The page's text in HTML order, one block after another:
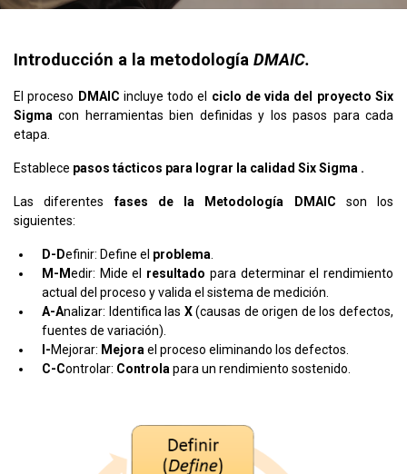
Introducción a la metodología DMAIC.
El proceso DMAIC incluye todo el ciclo de vida del proyecto Six
Sigma con herramientas bien definidas y los pasos para cada
etapa.
Establece pasos tácticos para lograr la calidad Six Sigma .
Las diferentesfases de la Metodología DMAIC son los
siguientes:
D-Definir: Define el problema
M-Medir: Mide el resultado para determinar el rendimiento
actual del proceso y valida el sistema de medición.
A-Analizar: Identifica las X(causas de origen de los defectos,
fuentes de variación).
I-Mejorar: Mejora el proceso eliminando los defectos.
C-Controlar: Controla para un rendimiento sostenido.